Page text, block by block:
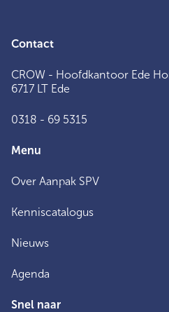
Contact
CROW - Hoofdkantoor Ede
6717 LT Ede
0318 - 69 5315
Menu
Over Aanpak SPV
Kenniscatalogus
Nieuws
Agenda
Snel naar